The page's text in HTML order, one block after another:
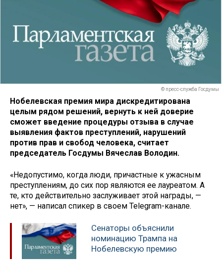
© пресс-служба Госдумы
Нобелевская премия мира дискредитирована
целым рядом решений, вернуть к ней доверие
сможет введение процедуры отзыва в случае
выявления фактов преступлений, нарушений
против прав и свобод человека, считает
председатель Госдумы Вячеслав Володин.
«Недопустимо, когда люди, причастные к ужасным
преступлениям, до сих пор являются ее лауреатом. А
те, кто действительно заслуживает этой награды, —
нет», — написал спикер в своем Telegram-канале.
Сенаторы объяснили
номинацию Трампа на
Нобелевскую премию